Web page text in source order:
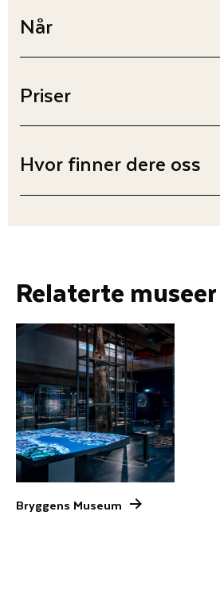
Når
Priser
Hvor finner dere oss
Relaterte museer
Bryggens Museum